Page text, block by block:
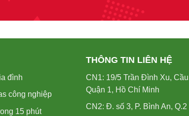
đình
công nghiệp
15 phút
THÔNG TIN LIÊN HỆ
CN1: 19/5 Trần Đình Xu,
Quận 1, Hồ Chí Minh
CN2: Đ. số 3, P. Bình An, Q.2